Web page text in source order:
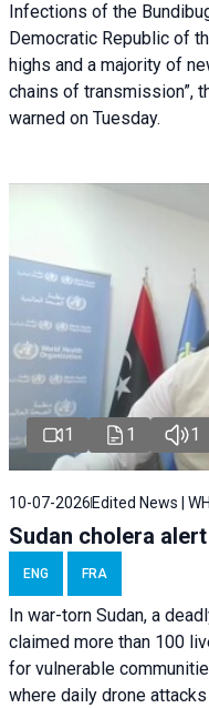
Infections of the
Democratic Republic of
highs and a majority of
chains of transmission”,
warned on Tuesday.
1 1 1
10-07-2026 Edited News |
Sudan cholera alert
ENG FRA
In war-torn Sudan, a
claimed more than 100
for vulnerable
where daily drone